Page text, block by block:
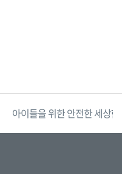
아이들을 위한 안전한 세상